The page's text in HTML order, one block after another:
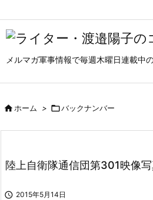
メルマガ軍事情報で毎週木曜日連載中
ホーム > バックナンバー
陸上自衛隊通信団第301映像写
 2015年5月14日